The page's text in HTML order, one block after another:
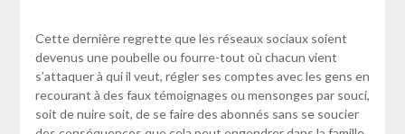
Cette dernière regrette que les réseaux sociaux soient
devenus une poubelle ou fourre-tout où chacun vient
s’attaquer à qui il veut, régler ses comptes avec les gens en
recourant à des faux témoignages ou mensonges par souci,
soit de nuire soit, de se faire des abonnés sans se soucier